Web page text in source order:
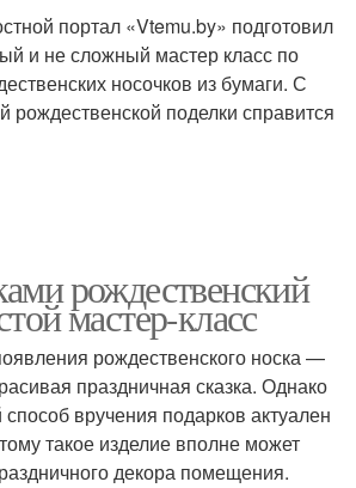
портал «Vtemu.by» подготовил
и не сложный мастер класс по
носочков из бумаги. С
рождественской поделки справится
рождественский
мастер-класс
рождественского носка —
праздничная сказка. Однако
вручения подарков актуален
такое изделие вполне может
декора помещения.